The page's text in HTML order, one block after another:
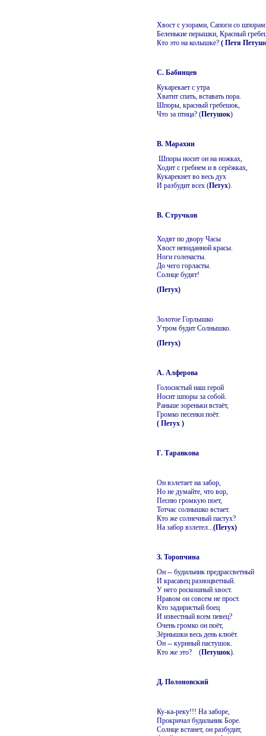
Хвост с узорами, Сапоги со
Беленькие перышки, Красный
Кто это на колышке? ( Петя
С. Бабинцев
Кукарекает с утра
Хватит спать, вставать пора.
Шпоры, красный гребешок,
Что за птица? (Петушок)
В. Марахин
Шпоры носит он на ножках,
Ходит с гребнем и в серёжках,
Кукарекнет во весь дух
И разбудит всех (Петух).
В. Стручков
Ходят по двору Часы
Хвост невиданной красы.
Ноги голенасты.
До чего горласты.
Солнце будят!
(Петух)
Золотое Горлышко
Утром будит Солнышко.
(Петух)
А. Алферова
Голосистый наш герой
Носит шпоры за собой.
Раньше зореньки встаёт,
Громко песенки поёт.
( Петух )
Г. Таравкова
Он взлетает на забор,
Но не думайте, что вор,
Песню громкую поет,
Тотчас солнышко встает.
Кто же солнечный пастух?
На забор взлетел... (Петух)
З. Торопчина
Он -- будильник предрассветный
И красавец разноцветный.
У него роскошный хвост.
Нравом он совсем не прост.
Кто задиристый боец
И известный всем певец?
Очень громко он поёт,
Зёрнышки весь день клюёт.
Он -- куриный пастушок.
Кто же это? (Петушок).
Д. Полоновский
Ку-ка-реку!!! На заборе,
Прокричал будильник Боре.
Солнце встанет, он разбудит,